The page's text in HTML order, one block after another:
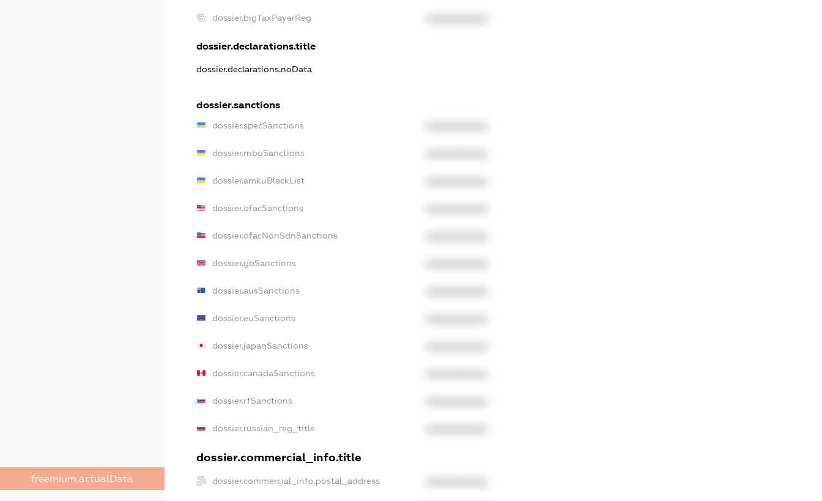
freemium.actualData
dossier.bigTaxPayerReg
dossier.declarations.title
dossier.declarations.noData
dossier.sanctions
dossier.specSanctions
dossier.rnboSanctions
dossier.amkuBlackList
dossier.ofacSanctions
dossier.ofacNonSdnSanctions
dossier.gbSanctions
dossier.ausSanctions
dossier.euSanctions
dossier.japanSanctions
dossier.canadaSanctions
dossier.rfSanctions
dossier.russian_reg_title
dossier.commercial_info.title
dossier.commercial_info.postal_address